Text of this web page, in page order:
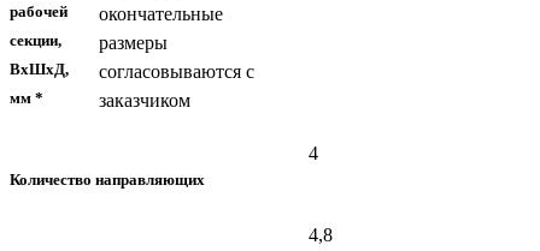
рабочей
секции,
ВхШхД,
мм *
окончательные
размеры
согласовываются с
заказчиком
Количество направляющих
4
4,8